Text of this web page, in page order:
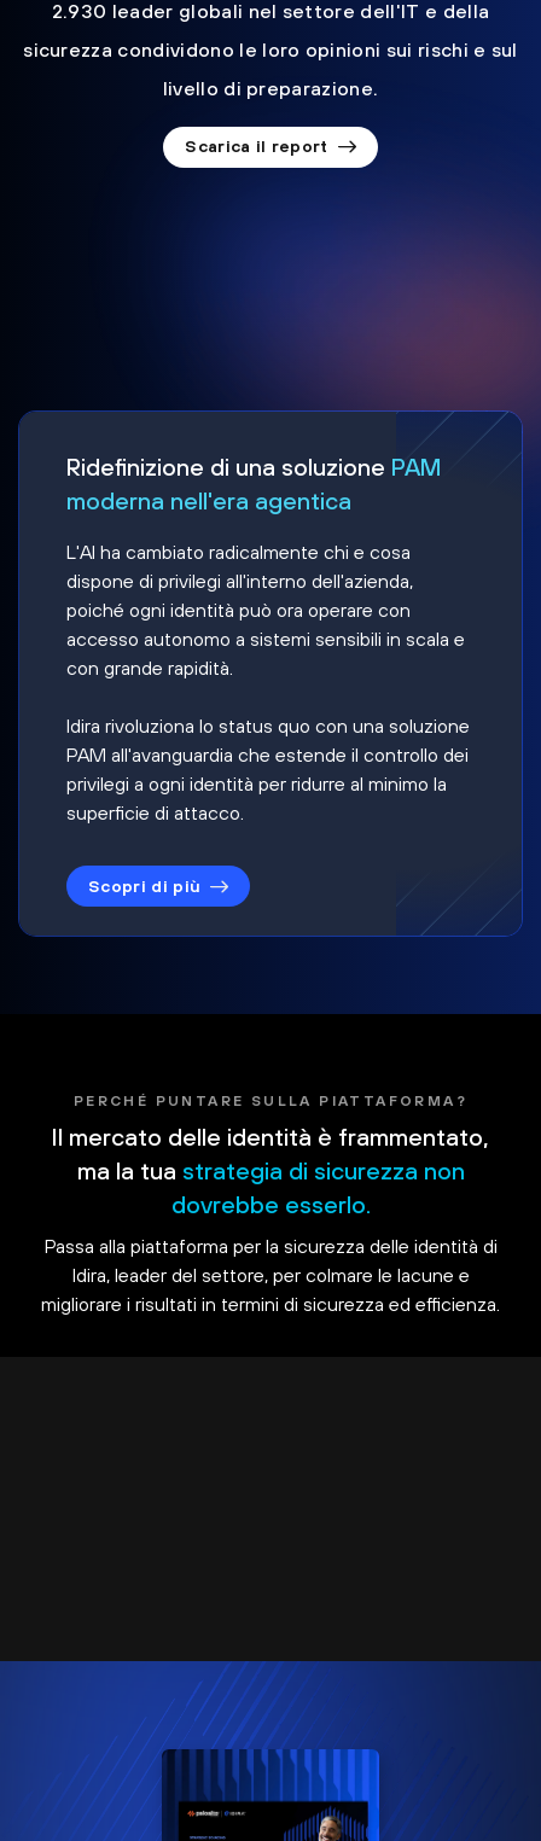
2.930 leader globali nel settore dell'IT e della
sicurezza condividono le loro opinioni sui rischi e sul
livello di preparazione.
Scarica il report
Ridefinizione di una soluzione PAM
moderna nell'era agentica
L'AI ha cambiato radicalmente chi e cosa
dispone di privilegi all'interno dell'azienda,
poiché ogni identità può ora operare con
accesso autonomo a sistemi sensibili in scala e
con grande rapidità.
Idira rivoluziona lo status quo con una soluzione
PAM all'avanguardia che estende il controllo dei
privilegi a ogni identità per ridurre al minimo la
superficie di attacco.
Scopri di più
PERCHÉ PUNTARE SULLA PIATTAFORMA?
Il mercato delle identità è frammentato,
ma la tua strategia di sicurezza non
dovrebbe esserlo.
Passa alla piattaforma per la sicurezza delle identità di
Idira, leader del settore, per colmare le lacune e
migliorare i risultati in termini di sicurezza ed efficienza.